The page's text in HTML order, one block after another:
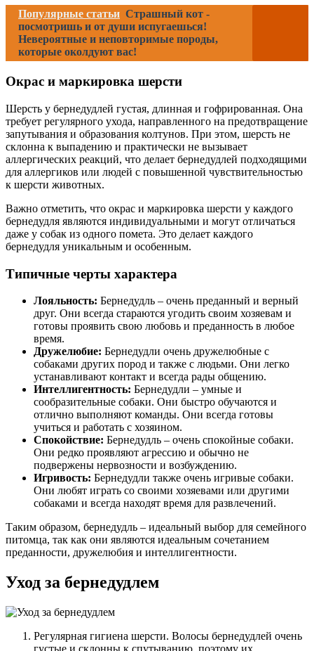
Популярные статьи Страшный кот -
посмотришь и от души испугаешься!
Невероятные и неповторимые породы,
которые околдуют вас!
Окрас и маркировка шерсти
Шерсть у бернедудлей густая, длинная и гофрированная. Она
требует регулярного ухода, направленного на предотвращение
запутывания и образования колтунов. При этом, шерсть не
склонна к выпадению и практически не вызывает
аллергических реакций, что делает бернедудлей подходящими
для аллергиков или людей с повышенной чувствительностью
к шерсти животных.
Важно отметить, что окрас и маркировка шерсти у каждого
бернедудля являются индивидуальными и могут отличаться
даже у собак из одного помета. Это делает каждого
бернедудля уникальным и особенным.
Типичные черты характера
Лояльность: Бернедудль – очень преданный и верный
друг. Они всегда стараются угодить своим хозяевам и
готовы проявить свою любовь и преданность в любое
время.
Дружелюбие: Бернедудли очень дружелюбные с
собаками других пород и также с людьми. Они легко
устанавливают контакт и всегда рады общению.
Интеллигентность: Бернедудли – умные и
сообразительные собаки. Они быстро обучаются и
отлично выполняют команды. Они всегда готовы
учиться и работать с хозяином.
Спокойствие: Бернедудль – очень спокойные собаки.
Они редко проявляют агрессию и обычно не
подвержены нервозности и возбуждению.
Игривость: Бернедудли также очень игривые собаки.
Они любят играть со своими хозяевами или другими
собаками и всегда находят время для развлечений.
Таким образом, бернедудль – идеальный выбор для семейного
питомца, так как они являются идеальным сочетанием
преданности, дружелюбия и интеллигентности.
Уход за бернедудлем
Регулярная гигиена шерсти. Волосы бернедудлей очень